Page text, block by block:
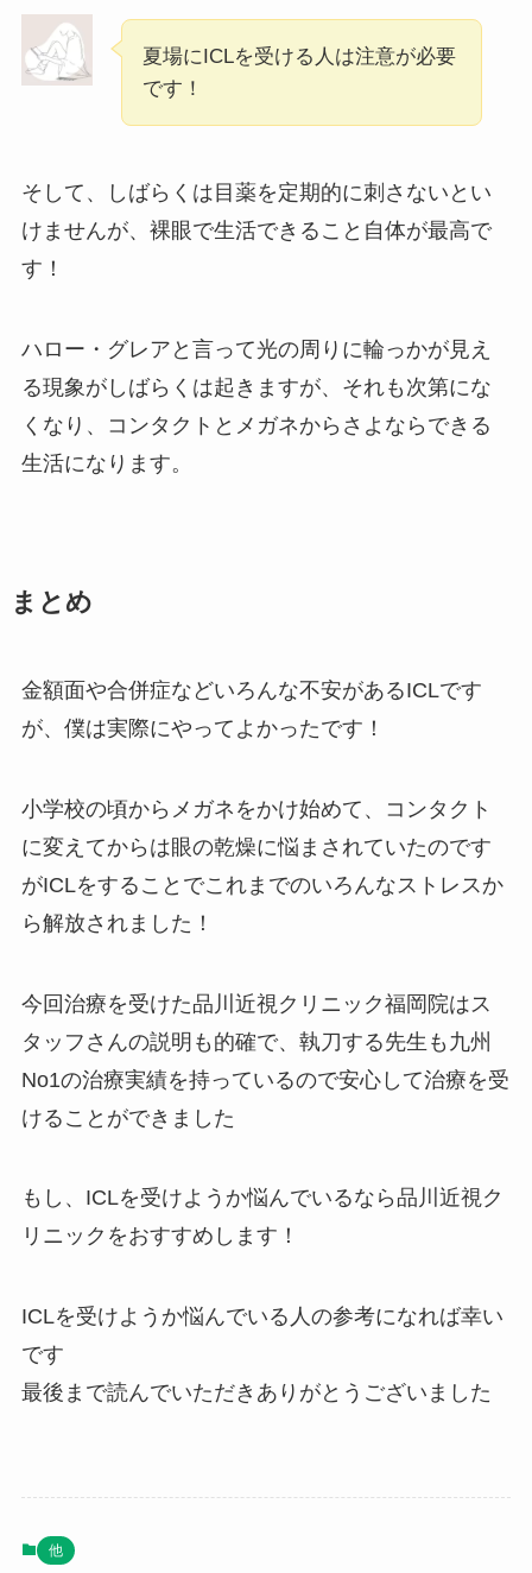
夏場にICLを受ける人は注意が必要
です！
そして、しばらくは目薬を定期的に刺さないとい
けませんが、裸眼で生活できること自体が最高で
す！
ハロー・グレアと言って光の周りに輪っかが見え
る現象がしばらくは起きますが、それも次第にな
くなり、コンタクトとメガネからさよならできる
生活になります。
まとめ
金額面や合併症などいろんな不安があるICLです
が、僕は実際にやってよかったです！
小学校の頃からメガネをかけ始めて、コンタクト
に変えてからは眼の乾燥に悩まされていたのです
がICLをすることでこれまでのいろんなストレスか
ら解放されました！
今回治療を受けた品川近視クリニック福岡院はス
タッフさんの説明も的確で、執刀する先生も九州
No1の治療実績を持っているので安心して治療を受
けることができました
もし、ICLを受けようか悩んでいるなら品川近視ク
リニックをおすすめします！
ICLを受けようか悩んでいる人の参考になれば幸い
です
最後まで読んでいただきありがとうございました
他